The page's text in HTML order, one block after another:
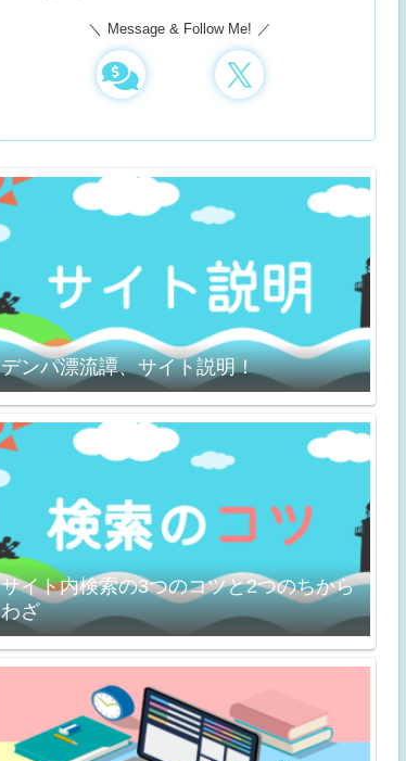
Message & Follow Me!
デンパ漂流譚、サイト説明！
サイト内検索の3つのコツと2つのちから
わざ